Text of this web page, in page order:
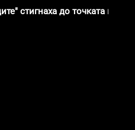
стигнаха до точката в